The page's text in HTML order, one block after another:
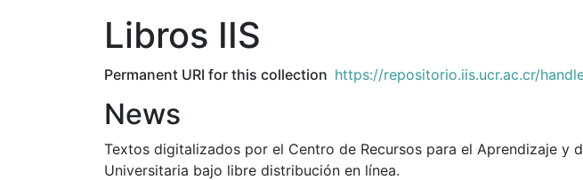
Libros IIS
Permanent URI for this collection https://repositorio.iis.ucr.ac.cr/
News
Textos digitalizados por el Centro de Recursos para el Aprendizaje
Universitaria bajo libre distribución en línea.